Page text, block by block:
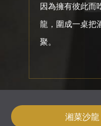
因為擁有彼此而
龍，圍成一桌把
聚。
湘菜沙